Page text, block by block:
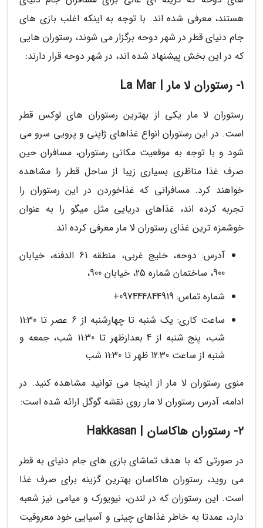
هستند، معرفی شده اند. با توجه به اینکه اغلب بازی های
جام دنیای قطر در شهر دوحه برگزار می شوند، رستوران هایی
که در این بخش پیشنهاد شده اند، در شهر دوحه قرار دارند:
1- رستوران لا مار | La Mar
رستوران لا مار یکی از بهترین رستوران های لوکس قطر
است. در این رستوران انواع غذاهای ژاپنی و پرویی سرو می
شود و با توجه به موقعیت مکانی رستوران، مسافران حین
صرف غذا مناظری بسیاری زیبا از ساحل قطر را مشاهده
خواهند کرد. مسافرانی که غذاخوردن در این رستوران را
تجربه کرده اند، غذاهای دریایی مثل میگو را به عنوان
خوشمزه ترین غذای رستوران لا مار معرفی کرده اند.
آدرس: دوحه، خلیج غربی، منطقه 61 الدفنه، خیابان
900، ساختمان شماره 25، خیابان 900،
شماره تماس: 097444844919+
ساعت کاری: یک شنبه تا چهارشنبه از 6 عصر تا 11:30
شب، پنج شنبه از 4 بعدازظهر تا 11:30 شب، جمعه و
شنبه از ساعت 12:30 ظهر تا 11:30 شب
منوی رستوران لا مار از اینجا می توانید مشاهده کنید. در
ادامه، آدرس رستوران لا مار روی نقشه گوگل ارائه شده است:
2- رستوران هاکاسان | Hakkasan
در صورتی که با هدف تماشای بازی های جام دنیای به قطر
می روید، رستوران هاکاسان بهترین گزینه برای صرف غذا
است. این رستوران که در لندن، نیویورک و میامی نیز شعبه
دارد، عمدتا به خاطر غذاهای چینی و آسیایی خود معروفیت